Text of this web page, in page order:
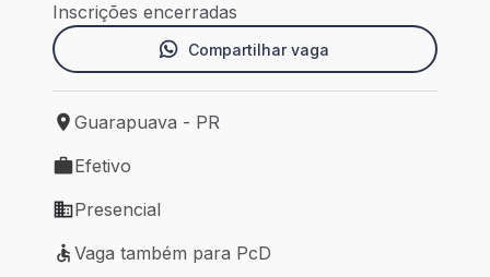
Inscrições encerradas
Compartilhar vaga
Local de trabalho: Guarapuava - PR
Guarapuava - PR
Tipo de vaga: Efetivo
Efetivo
Modelo de trabalho: Presencial
Presencial
Vaga também para PcD
Vaga também para PcD